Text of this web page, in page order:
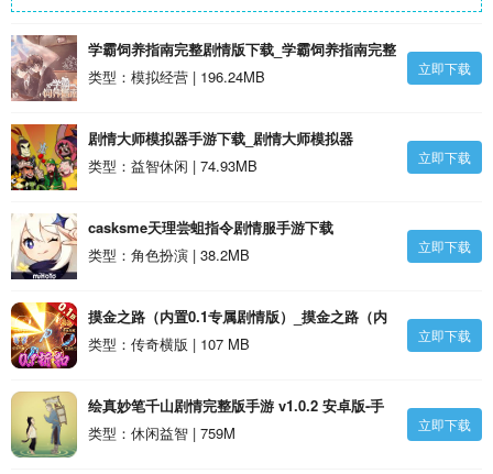
学霸饲养指南完整剧情版下载_学霸饲养指南完整
剧情版安卓版
类型：模拟经营 | 196.24MB 立即下载
剧情大师模拟器手游下载_剧情大师模拟器
v1.0.17安卓版
类型：益智休闲 | 74.93MB 立即下载
casksme天理尝蛆指令剧情服手游下载
_casksme天理尝蛆指令剧情服v3.8.9安卓版
类型：角色扮演 | 38.2MB 立即下载
摸金之路（内置0.1专属剧情版）_摸金之路（内
置0.1专属剧情版）BT版下载
类型：传奇横版 | 107 MB 立即下载
绘真妙笔千山剧情完整版手游 v1.0.2 安卓版-手
机版下载
类型：休闲益智 | 759M 立即下载